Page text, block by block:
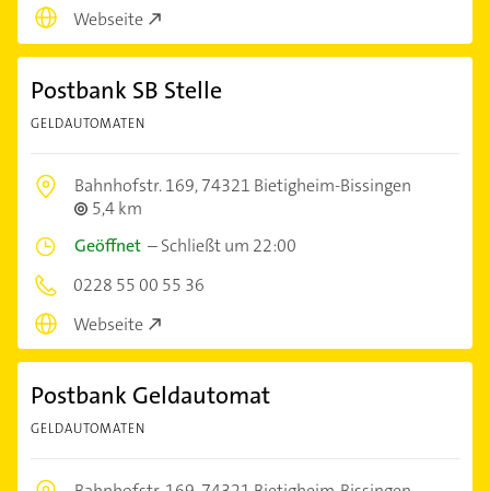
Webseite
Postbank SB Stelle
GELDAUTOMATEN
Bahnhofstr. 169,74321 Bietigheim-Bissingen
5,4 km
Geöffnet –Schließt um 22:00
0228 55 00 55 36
Webseite
Postbank Geldautomat
GELDAUTOMATEN